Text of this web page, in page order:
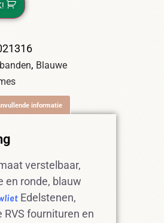
, Blauwe
informatie
verstelbaar,
en ronde, blauw
Edelstenen,
RVS fournituren en